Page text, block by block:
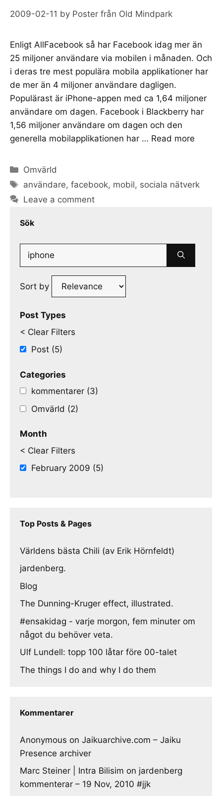
2009-02-11 by Poster från Old Mindpark
Enligt AllFacebook så har Facebook idag mer än
25 miljoner användare via mobilen i månaden. Och
i deras tre mest populära mobila applikationer har
de mer än 4 miljoner användare dagligen.
Populärast är iPhone-appen med ca 1,64 miljoner
användare om dagen. Facebook i Blackberry har
1,56 miljoner användare om dagen och den
generella mobilapplikationen har … Read more
Categories
Omvärld
Tags
användare,facebook, mobil, sociala nätverk
Leave a comment
Sök
Search
for:
Sort by
Post Types
< Clear Filters
Post (5)
Categories
kommentarer (3)
Omvärld (2)
Month
< Clear Filters
February 2009 (5)
Top Posts & Pages
Världens bästa Chili (av Erik Hörnfeldt)
jardenberg.
Blog
The Dunning-Kruger effect, illustrated.
#ensakidag - varje morgon, fem minuter om
något du behöver veta.
Ulf Lundell: topp 100 låtar före 00-talet
The things I do and why I do them
Kommentarer
Anonymous on Jaikuarchive.com – Jaiku
Presence archiver
Marc Steiner | Intra Bilisim on jardenberg
kommenterar – 19 Nov, 2010 #jjk